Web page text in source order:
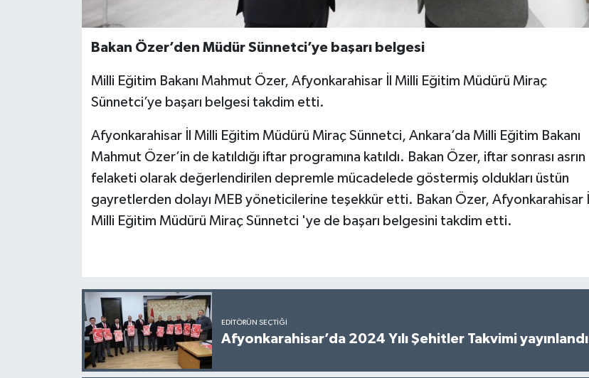
Bakan Özer’den Müdür Sünnetci’ye başarı belgesi
Milli Eğitim Bakanı Mahmut Özer, Afyonkarahisar İl Milli Eğitim Müdürü Miraç
Sünnetci’ye başarı belgesi takdim etti.
Afyonkarahisar İl Milli Eğitim Müdürü Miraç Sünnetci, Ankara’da Milli Eğitim Bakanı
Mahmut Özer’in de katıldığı iftar programına katıldı. Bakan Özer, iftar sonrası asrın
felaketi olarak değerlendirilen depremle mücadelede göstermiş oldukları üstün
gayretlerden dolayı MEB yöneticilerine teşekkür etti. Bakan Özer, Afyonkarahisar İl
Milli Eğitim Müdürü Miraç Sünnetci 'ye de başarı belgesini takdim etti.
EDITÖRÜN SEÇTIĞI
Afyonkarahisar’da 2024 Yılı Şehitler Takvimi yayınlandı